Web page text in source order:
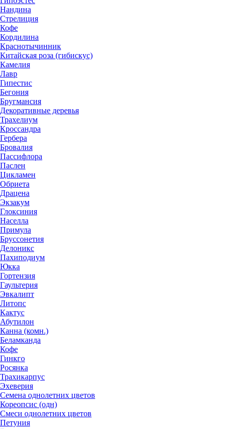
Нандина
Стрелиция
Кофе
Кордилина
Краснотычинник
Китайская роза (гибискус)
Камелия
Лавр
Гипестис
Бегония
Бругмансия
Декоративные деревья
Трахелиум
Кроссандра
Гербера
Бровалия
Пассифлора
Паслен
Цикламен
Обриета
Драцена
Экзакум
Глоксиния
Населла
Примула
Бруссонетия
Делоникс
Пахиподиум
Юкка
Гортензия
Гаультерия
Эвкалипт
Литопс
Кактус
Абутилон
Канна (комн.)
Беламканда
Кофе
Гинкго
Росянка
Трахикарпус
Эхеверия
Семена однолетних цветов
Кореопсис (одн)
Смеси однолетних цветов
Петуния